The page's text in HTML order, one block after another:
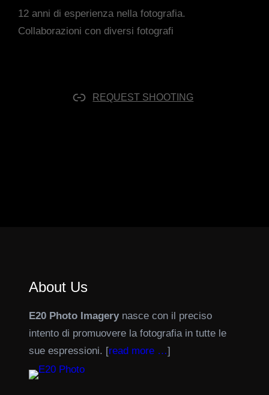
12 anni di esperienza nella fotografia.
Collaborazioni con diversi fotografi
REQUEST SHOOTING
About Us
E20 Photo Imagerynasce con il preciso
intento di promuovere la fotografia in tutte le
sue espressioni. [read more …]